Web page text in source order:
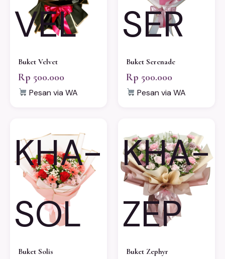
VEL
Buket Velvet
Rp 500.000
Pesan via WA
SER
Buket Serenade
Rp 500.000
Pesan via WA
KHA-
SOL
Buket Solis
KHA-
ZEP
Buket Zephyr